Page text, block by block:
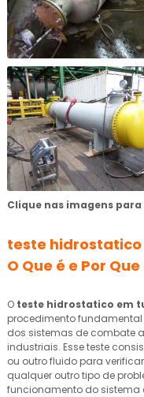
Clique nas imagens
teste
O Que é e Por
O teste hidrostatico em
procedimento
dos sistemas de combate
industriais. Esse teste
ou outro fluido para
qualquer outro tipo de
funcionamento do sistema